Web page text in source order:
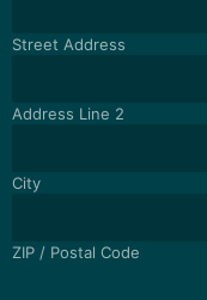
Street Address
Address Line 2
City
ZIP / Postal Code